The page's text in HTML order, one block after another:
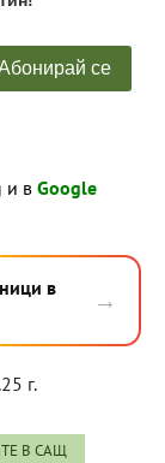
и в Google
в
→
г.
В САЩ